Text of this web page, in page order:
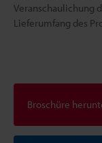
Veranschaulichung
Lieferumfang des
Broschüre